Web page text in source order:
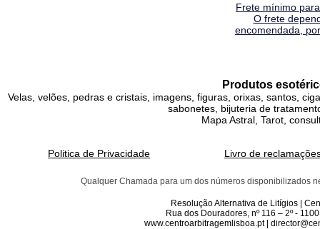
Frete mínimo
O frete
encomendada,
Produtos
Velas, velões, pedras e cristais, imagens, figuras, orixas, santos,
sabonetes, bijuteria de
Mapa Astral, Tarot,
Politica de Privacidade Livro de
Qualquer Chamada para um dos números disponibilizados
Resolução Alternativa de Litígios |
Rua dos Douradores, nº 116 – 2º -
www.centroarbitragemlisboa.pt |